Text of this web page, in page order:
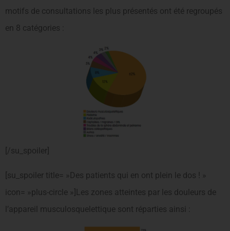
motifs de consultations les plus présentés ont été regroupés
en 8 catégories :
[/su_spoiler]
[su_spoiler title= »Des patients qui en ont plein le dos ! »
icon= »plus-circle »]Les zones atteintes par les douleurs de
l’appareil musculosquelettique sont réparties ainsi :